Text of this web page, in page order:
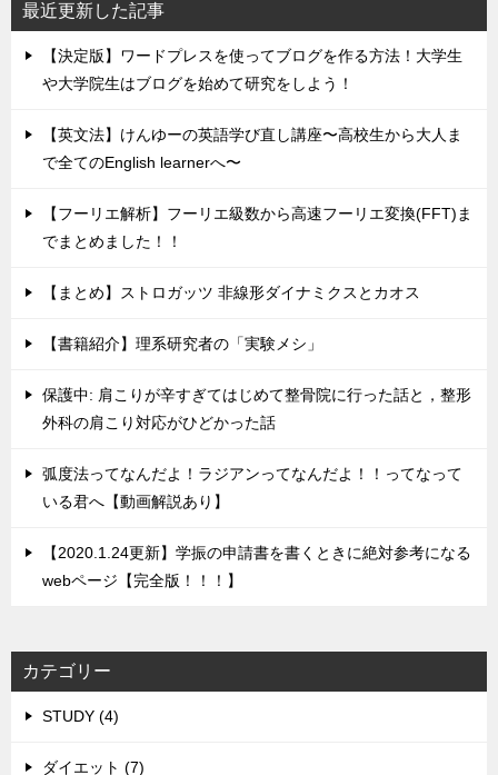
最近更新した記事
【決定版】ワードプレスを使ってブログを作る方法！大学生
や大学院生はブログを始めて研究をしよう！
【英文法】けんゆーの英語学び直し講座〜高校生から大人ま
で全てのEnglish learnerへ〜
【フーリエ解析】フーリエ級数から高速フーリエ変換(FFT)ま
でまとめました！！
【まとめ】ストロガッツ 非線形ダイナミクスとカオス
【書籍紹介】理系研究者の「実験メシ」
保護中: 肩こりが辛すぎてはじめて整骨院に行った話と，整形
外科の肩こり対応がひどかった話
弧度法ってなんだよ！ラジアンってなんだよ！！ってなって
いる君へ【動画解説あり】
【2020.1.24更新】学振の申請書を書くときに絶対参考になる
webページ【完全版！！！】
カテゴリー
STUDY (4)
ダイエット (7)